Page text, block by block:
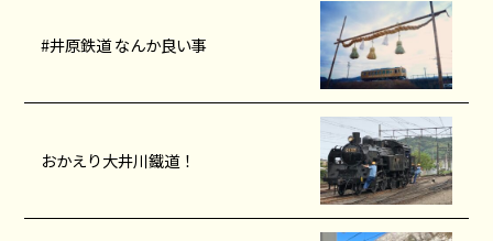
#井原鉄道 なんか良い事
おかえり大井川鐵道！